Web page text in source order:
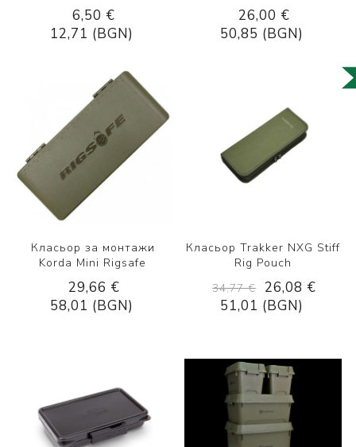
6,50 €
12,71 (BGN)
26,00 €
50,85 (BGN)
Класьор за монтажи
Korda Mini Rigsafe
29,66 €
58,01 (BGN)
Класьор Trakker NXG Stiff
Rig Pouch
34,77 €
26,08 €
51,01 (BGN)